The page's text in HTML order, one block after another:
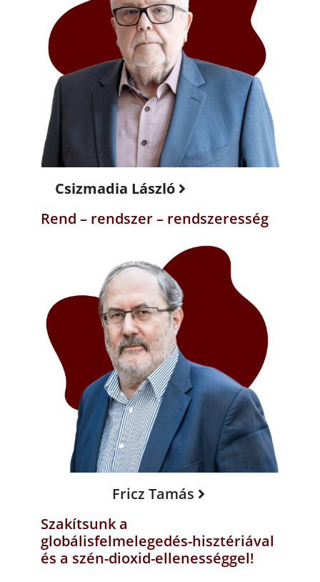
Csizmadia László
Rend – rendszer – rendszeresség
Fricz Tamás
Szakítsunk a
globálisfelmelegedés-hisztériával
és a szén-dioxid-ellenességgel!